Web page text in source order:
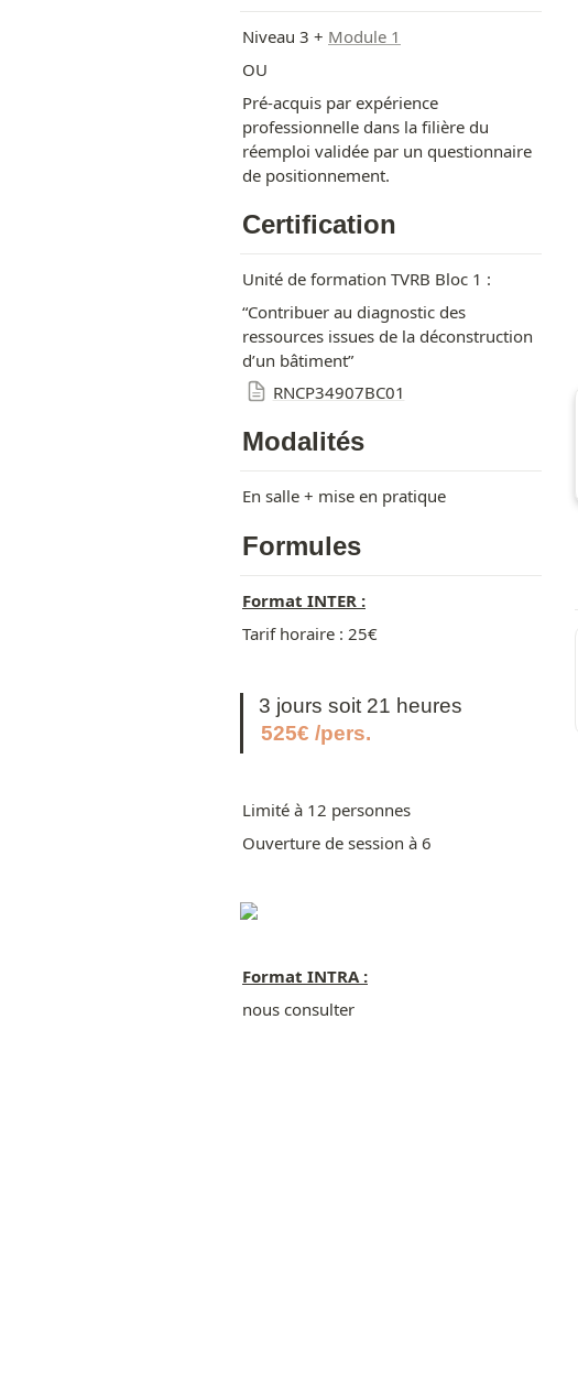
Niveau 3 + Module 1
OU
Pré-acquis par expérience
professionnelle dans la filière du
réemploi validée par un questionnaire
de positionnement.
Certification
Unité de formation TVRB Bloc 1 :
“Contribuer au diagnostic des
ressources issues de la déconstruction
d’un bâtiment”
RNCP34907BC01
Modalités
En salle + mise en pratique
Formules
Format INTER :
Tarif horaire : 25€
3 jours soit 21 heures
525€ /pers.
Limité à 12 personnes
Ouverture de session à 6
Format INTRA :
nous consulter